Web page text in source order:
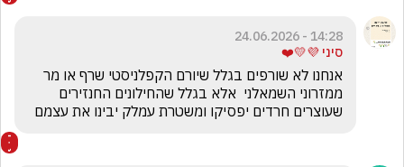
14:28 - 24.06.2026
סיני 💜💛❤️
שעוצרים חרדים יפסיקו ומשטרת עמלק יבינו את עצמם